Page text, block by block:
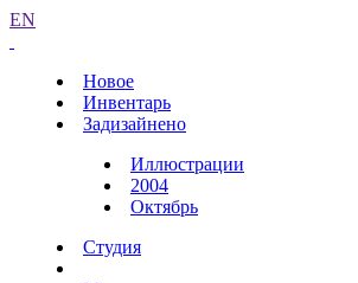
EN
Новое
Инвентарь
Задизайнено
Иллюстрации
2004
Октябрь
Студия